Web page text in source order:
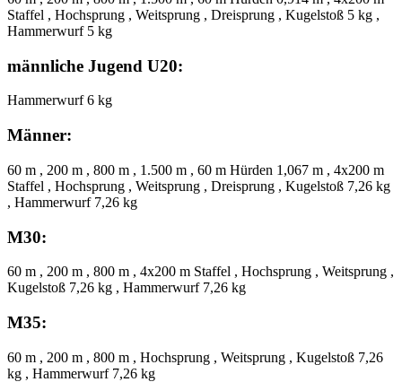
Staffel , Hochsprung , Weitsprung , Dreisprung , Kugelstoß 5 kg ,
Hammerwurf 5 kg
männliche Jugend U20:
Hammerwurf 6 kg
Männer:
60 m , 200 m , 800 m , 1.500 m , 60 m Hürden 1,067 m , 4x200 m
Staffel , Hochsprung , Weitsprung , Dreisprung , Kugelstoß 7,26 kg
, Hammerwurf 7,26 kg
M30:
60 m , 200 m , 800 m , 4x200 m Staffel , Hochsprung , Weitsprung ,
Kugelstoß 7,26 kg , Hammerwurf 7,26 kg
M35:
60 m , 200 m , 800 m , Hochsprung , Weitsprung , Kugelstoß 7,26
kg , Hammerwurf 7,26 kg